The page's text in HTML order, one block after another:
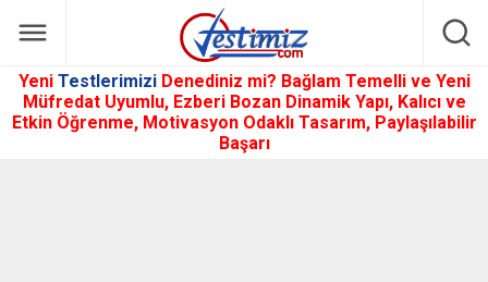
Yeni Testlerimizi Denediniz mi? Bağlam Temelli ve Yeni
Müfredat Uyumlu, Ezberi Bozan Dinamik Yapı, Kalıcı ve
Etkin Öğrenme, Motivasyon Odaklı Tasarım, Paylaşılabilir
Başarı